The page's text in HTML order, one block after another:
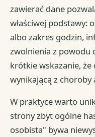
zawierać dane
właściwej podstawy:
albo zakres godzin,
zwolnienia z powodu
krótkie wskazanie,
wynikającą z choroby
W praktyce warto
strony zbyt ogólne
osobista" bywa